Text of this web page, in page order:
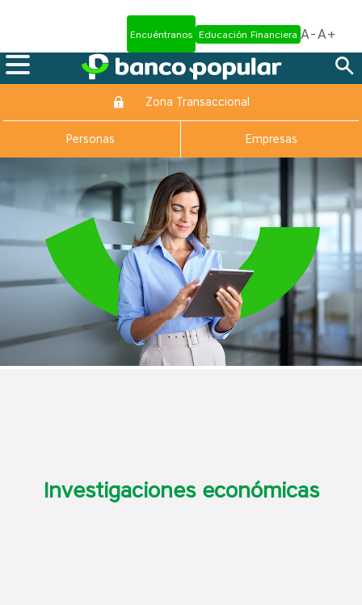
Encuéntranos Educación Financiera A-A+
Zona Transaccional
Personas Empresas
Investigaciones económicas